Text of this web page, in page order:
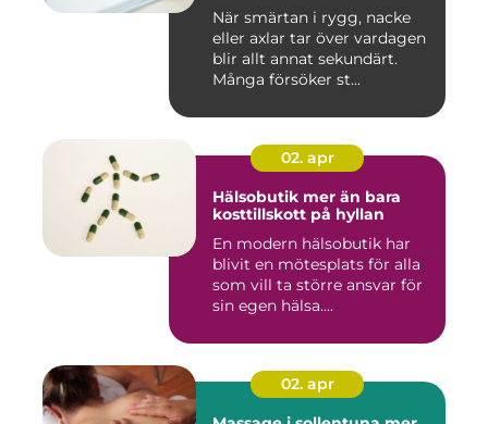
När smärtan i rygg, nacke
eller axlar tar över vardagen
blir allt annat sekundärt.
Många försöker st...
02. apr
Hälsobutik mer än bara
kosttillskott på hyllan
En modern hälsobutik har
blivit en mötesplats för alla
som vill ta större ansvar för
sin egen hälsa....
02. apr